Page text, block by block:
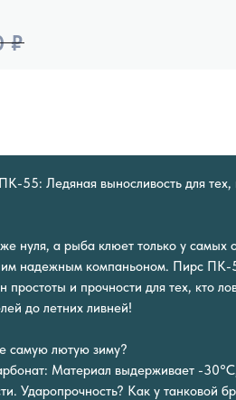
₽
55: Ледяная выносливость для тех,
нуля, а рыба клюет только у самых
надежным компаньоном. Пирс
простоты и прочности для тех, кто
до летних ливней!
самую лютую зиму?
Материал выдерживает -
Ударопрочность? Как у танковой